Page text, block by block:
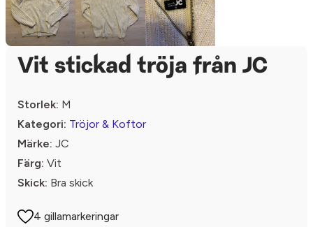
Vit stickad tröja från JC
Storlek: M
Kategori: Tröjor & Koftor
Märke: JC
Färg: Vit
Skick: Bra skick
4 gillamarkeringar